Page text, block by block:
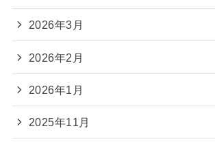
2026年3月
2026年2月
2026年1月
2025年11月